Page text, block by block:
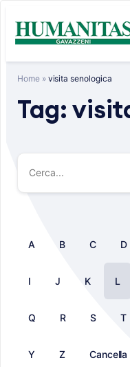
content
Home» visita senologica
Tag:
A B C D
I J K L
Q R S T
Y Z